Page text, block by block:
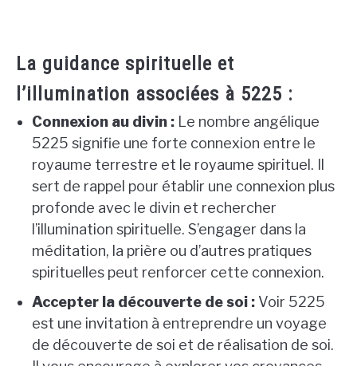
La guidance spirituelle et
l’illumination associées à 5225 :
Connexion au divin : Le nombre angélique
5225 signifie une forte connexion entre le
royaume terrestre et le royaume spirituel. Il
sert de rappel pour établir une connexion plus
profonde avec le divin et rechercher
l’illumination spirituelle. S’engager dans la
méditation, la prière ou d’autres pratiques
spirituelles peut renforcer cette connexion.
Accepter la découverte de soi : Voir 5225
est une invitation à entreprendre un voyage
de découverte de soi et de réalisation de soi.